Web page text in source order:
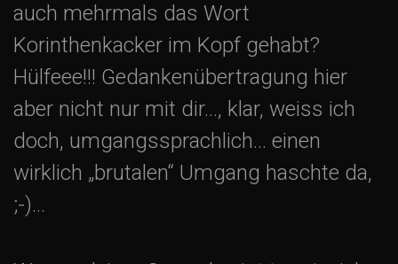
auch mehrmals das Wort
Korinthenkacker im Kopf gehabt?
Hülfeee!!! Gedankenübertragung hier
aber nicht nur mit dir…, klar, weiss ich
doch, umgangssprachlich… einen
wirklich „brutalen“ Umgang haschte da,
;-)…